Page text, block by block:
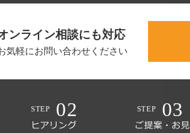
ンライン相談にも対応
気軽にお問い合わせください